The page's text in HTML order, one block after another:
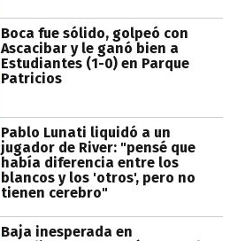
Boca fue sólido, golpeó con
Ascacibar y le ganó bien a
Estudiantes (1-0) en Parque
Patricios
Pablo Lunati liquidó a un
jugador de River: "pensé que
había diferencia entre los
blancos y los 'otros', pero no
tienen cerebro"
Baja inesperada en